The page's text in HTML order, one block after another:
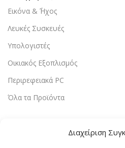
Διαχείριση
Εικόνα & ΄Ήχος
Λευκές Συσκευές
Υπολογιστές
Οικιακός Εξοπλισμός
Περιρεφειακά PC
Όλα τα Προϊόντα